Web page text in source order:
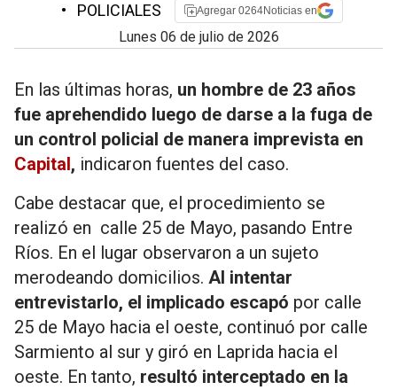
• POLICIALES Agregar 0264Noticias en
lunes 06 de julio de 2026
En las últimas horas, un hombre de 23 años
fue aprehendido luego de darse a la fuga de
un control policial de manera imprevista en
Capital, indicaron fuentes del caso.
Cabe destacar que, el procedimiento se
realizó en calle 25 de Mayo, pasando Entre
Ríos. En el lugar observaron a un sujeto
merodeando domicilios. Al intentar
entrevistarlo, el implicado escapó por calle
25 de Mayo hacia el oeste, continuó por calle
Sarmiento al sur y giró en Laprida hacia el
oeste. En tanto, resultó interceptado en la